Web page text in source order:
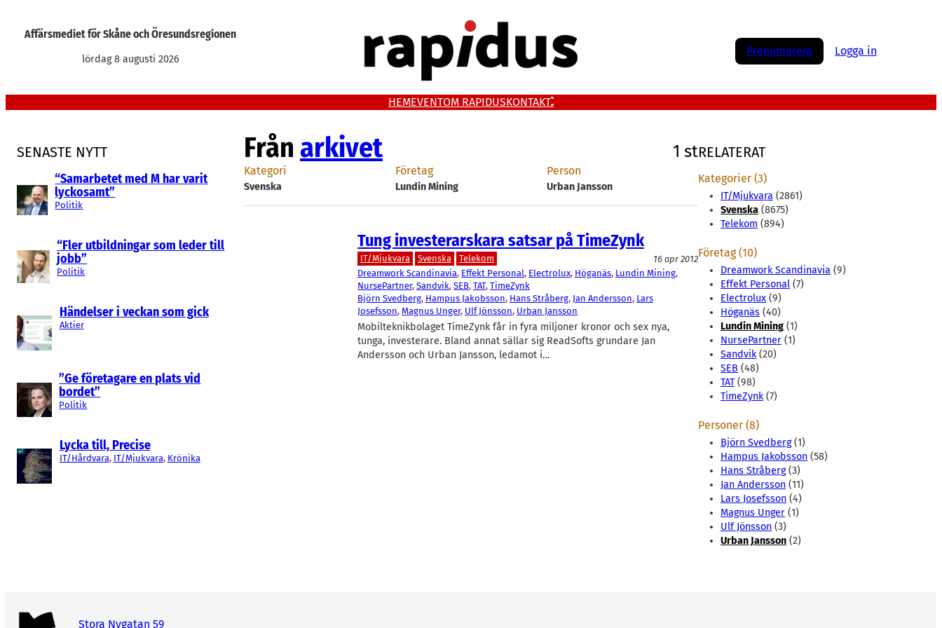
Affärsmediet för Skåne och Öresundsregionen
lördag 8 augusti 2026
Prenumerera Logga in
HEMEVENTOM RAPIDUSKONTAKT
SENASTE NYTT
“Samarbetet med M har varit
lyckosamt”
Politik
“Fler utbildningar som leder till
jobb”
Politik
Händelser i veckan som gick
Aktier
”Ge företagare en plats vid
bordet”
Politik
Lycka till, Precise
IT/Hårdvara, IT/Mjukvara, Krönika
Från arkivet 1 st
Kategori
Svenska
Företag
Lundin Mining
Person
Urban Jansson
Tung investerarskara satsar på TimeZynk
IT/Mjukvara Svenska Telekom
16 apr 2012
Dreamwork Scandinavia, Effekt Personal, Electrolux, Höganäs, Lundin Mining
NursePartner, Sandvik, SEB, TAT, TimeZynk
Björn Svedberg, Hampus Jakobsson, Hans Stråberg, Jan Andersson, Lars
Josefsson, Magnus Unger, Ulf Jönsson, Urban Jansson
Mobilteknikbolaget TimeZynk får in fyra miljoner kronor och sex nya,
tunga, investerare. Bland annat sällar sig ReadSofts grundare Jan
Andersson och Urban Jansson, ledamot i…
RELATERAT
Kategorier (3)
IT/Mjukvara (2861)
Svenska (8675)
Telekom (894)
Företag (10)
Dreamwork Scandinavia (9)
Effekt Personal (7)
Electrolux (9)
Höganäs (40)
Lundin Mining (1)
NursePartner (1)
Sandvik(20)
SEB (48)
TAT(98)
TimeZynk(7)
Personer (8)
Björn Svedberg(1)
Hampus Jakobsson (58)
Hans Stråberg(3)
Jan Andersson (11)
Lars Josefsson (4)
Magnus Unger (1)
Ulf Jönsson (3)
Urban Jansson (2)
Stora Nygatan 59